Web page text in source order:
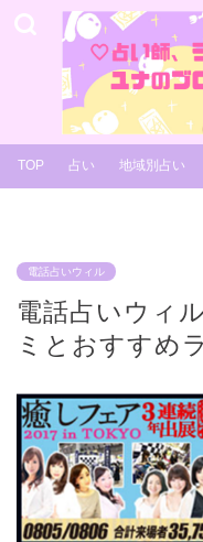
TOP 占い 地域別占い
電話占いウィル
電話占いウィ
ミとおすすめ